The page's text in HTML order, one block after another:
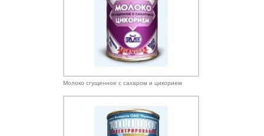
Молоко сгущенное с сахаром и цикорием